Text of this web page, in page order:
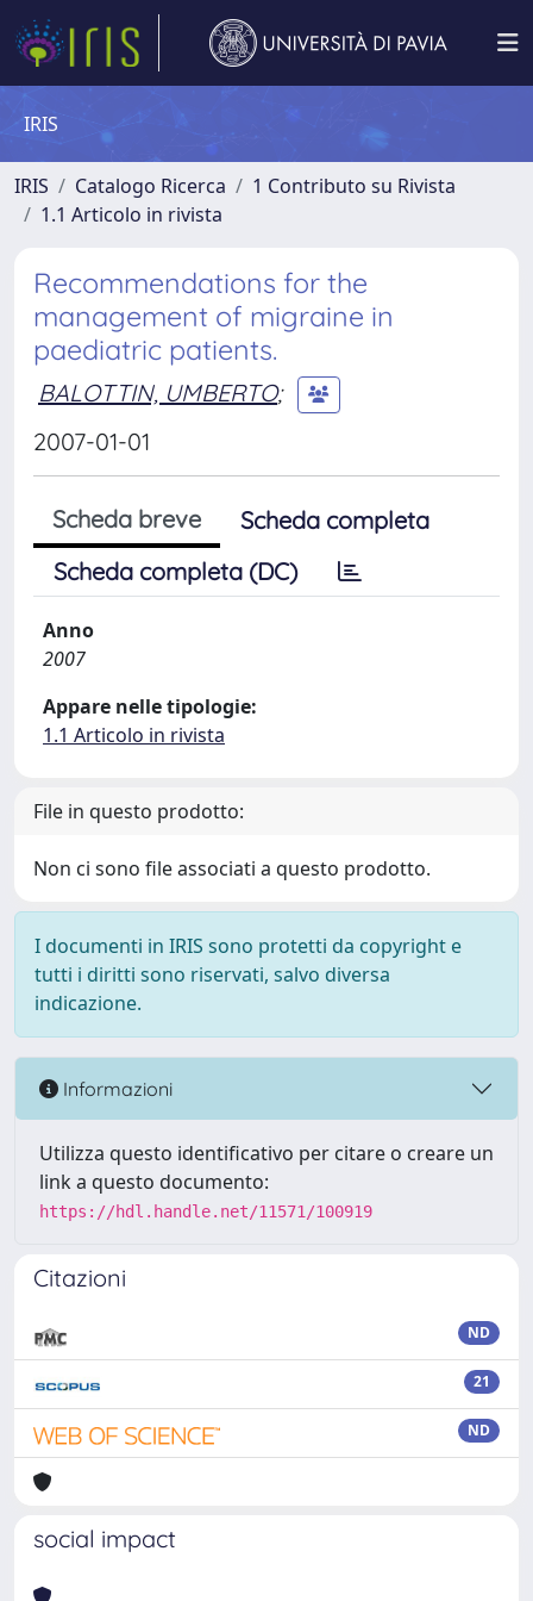
IRIS
IRIS Catalogo Ricerca
1 Contributo su Rivista
1.1 Articolo in rivista
Recommendations for the
management of migraine in
paediatric patients.
BALOTTIN, UMBERTO;
2007-01-01
Scheda breve
Scheda completa
Scheda completa (DC)
Anno
2007
Appare nelle tipologie:
1.1 Articolo in rivista
File in questo prodotto:
Non ci sono file associati a questo prodotto.
I documenti in IRIS sono protetti da copyright e
tutti i diritti sono riservati, salvo diversa
indicazione.
Informazioni
Utilizza questo identificativo per citare o creare un
link a questo documento:
https://hdl.handle.net/11571/100919
Citazioni
ND
21
ND
social impact